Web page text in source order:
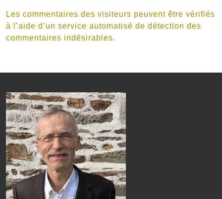
Les commentaires des visiteurs peuvent être vérifiés
à l’aide d’un service automatisé de détection des
commentaires indésirables.